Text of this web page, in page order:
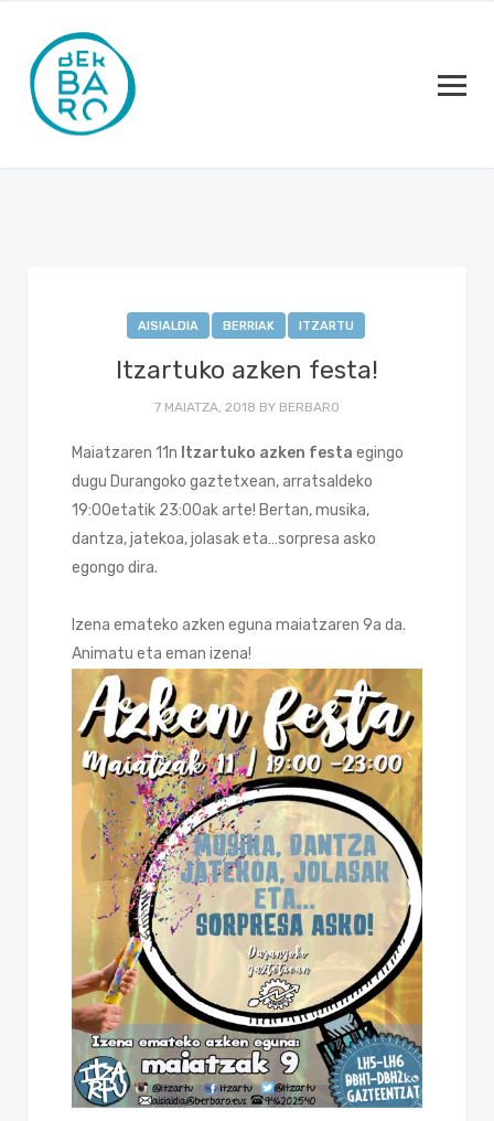
AISIALDIA BERRIAK ITZARTU
Itzartuko azken festa!
7 MAIATZA, 2018 BY BERBARO
Maiatzaren 11n Itzartu ko azken festa egingo
dugu Durangoko gaztetxean, arratsaldeko
19:00etatik 23:00ak arte! Bertan, musika,
dantza, jatekoa, jolasak eta…sorpresa asko
egongo dira.
Izena emateko azken eguna maiatzaren 9a da.
Animatu eta eman izena!